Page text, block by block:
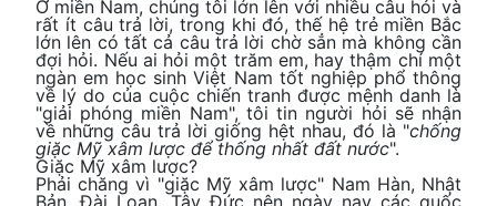
Ở miền Nam, chúng tôi lớn lên với nhiều câu hỏi và
rất ít câu trả lời, trong khi đó, thế hệ trẻ miền Bắc
lớn lên có tất cả câu trả lời chờ sẳn mà không cần
đợi hỏi. Nếu ai hỏi một trăm em, hay thậm chí một
ngàn em học sinh Việt Nam tốt nghiệp phổ thông
về lý do của cuộc chiến tranh được mệnh danh là
"giải phóng miền Nam", tôi tin người hỏi sẽ nhận
về những câu trả lời giống hệt nhau, đó là "chống
giặc Mỹ xâm lược để thống nhất đất nước".
Giặc Mỹ xâm lược?
Phải chăng vì "giặc Mỹ xâm lược" Nam Hàn, Nhật